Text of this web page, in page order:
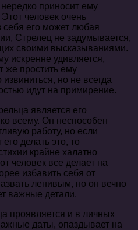
приносит ему
человек очень
себя его может любая
Стрелец не задумывается,
своими высказываниями.
искренне удивляется,
же простить ему
извиниться, но не всегда
идут на примирение.
является его
всему. Он неспособен
работу, но если
делать это, то
крайне халатно
человек все делает на
избавить себя от
ленивым, но он вечно
важные детали.
проявляется и в личных
даты, опаздывает на